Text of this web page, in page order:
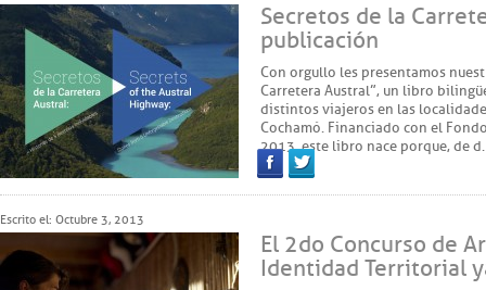
Secretos de la
publicación
Con orgullo les presentamos
Carretera Austral”, un libro
distintos viajeros en las
Cochamó. Financiado con el
2013, este libro nace porque, de
FacebookTwitter
Escrito el: Octubre 3, 2013
El 2do Concurso de
Identidad Territorial